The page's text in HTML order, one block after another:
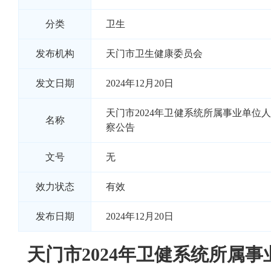
分类 卫生
发布机构 天门市卫生健康委员会
发文日期 2024年12月20日
名称
天门市2024年卫健系统所属事业单位
察公告
文号 无
效力状态 有效
发布日期 2024年12月20日
天门市2024年卫健系统所属事